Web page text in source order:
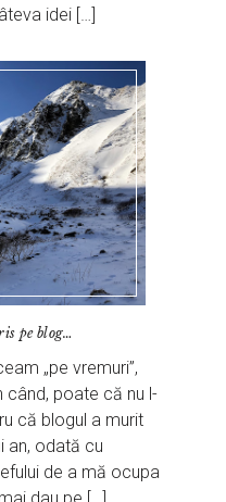
idei […]
pe blog…
„pe vremuri”,
când, poate că nu l-
că blogul a murit
an, odată cu
de a mă ocupa
dau pe […]